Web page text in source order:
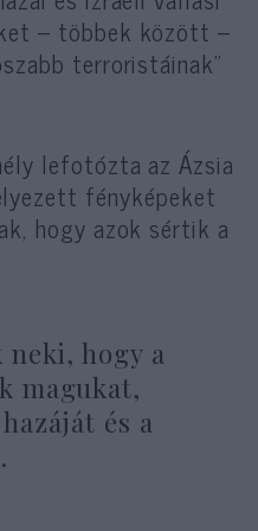
– többek között –
terroristáinak”
lefotózta az Ázsia
fényképeket
hogy azok sértik a
hogy a
magukat,
és a